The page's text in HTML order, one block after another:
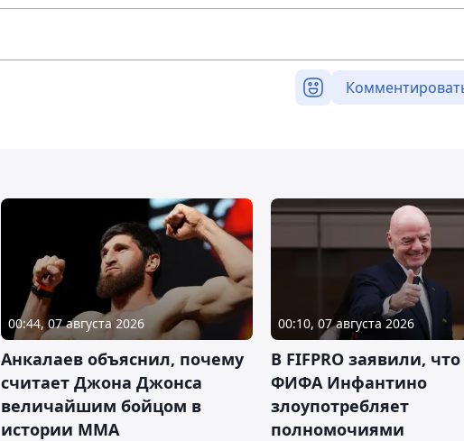
00:44, 07 августа 2026
Анкалаев объяснил, почему
считает Джона Джонса
величайшим бойцом в
истории ММА
00:10, 07 августа 2026
В FIFPRO заявили,
ФИФА Инфантино
злоупотребляет
полномочиями